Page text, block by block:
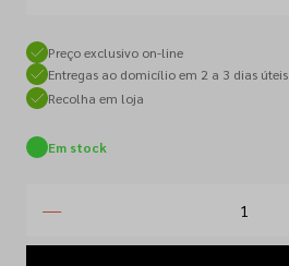
Preço exclusivo on-line
Entregas ao domicílio em 2 a 3 dias úteis
Recolha em loja
Em stock